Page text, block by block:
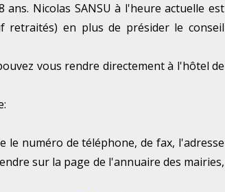
Nicolas SANSU à l'heure actuelle est
retraités) en plus de présider le conseil
vous rendre directement à l'hôtel de
le numéro de téléphone, de fax, l'adresse
sur la page de l'annuaire des mairies,